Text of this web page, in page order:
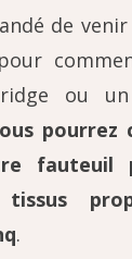
de venir
ou
pourrez
fauteuil
.